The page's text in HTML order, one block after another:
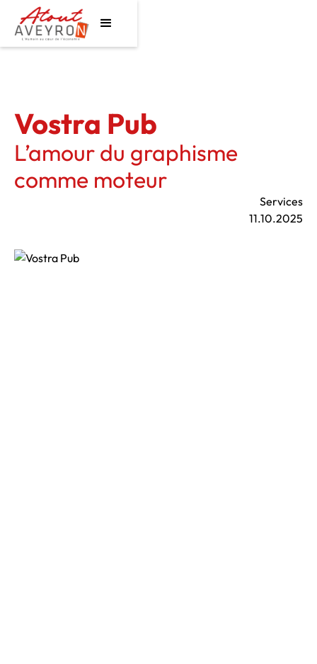
Vostra Pub
L’amour du graphisme
comme moteur
Services
11.10.2025